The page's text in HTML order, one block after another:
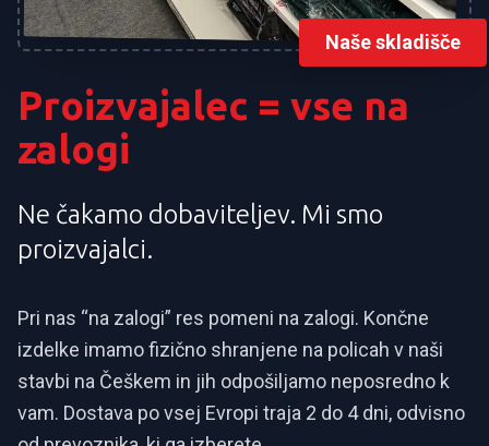
Proizvajalec = vse na
zalogi
Ne čakamo dobaviteljev. Mi smo
proizvajalci.
Pri nas “na zalogi” res pomeni na zalogi. Končne
izdelke imamo fizično shranjene na policah v naši
stavbi na Češkem in jih odpošiljamo neposredno k
vam. Dostava po vsej Evropi traja 2 do 4 dni, odvisno
Naše skladišče